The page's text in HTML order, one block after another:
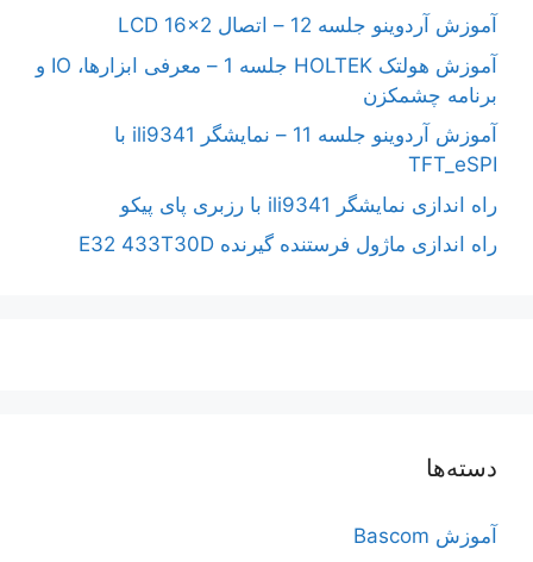
آموزش آردوینو جلسه 12 – اتصال LCD 16×2
آموزش هولتک HOLTEK جلسه 1 – معرفی ابزارها، IO و
برنامه چشمکزن
آموزش آردوینو جلسه 11 – نمایشگر ili9341 با
TFT_eSPI
راه اندازی نمایشگر ili9341 با رزبری پای پیکو
راه اندازی ماژول فرستنده گیرنده E32 433T30D
دسته‌ها
آموزش Bascom